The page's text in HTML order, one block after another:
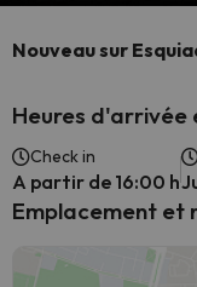
Nouveau sur
Heures
Check in
A partir de 16:00 h
Emplacement et